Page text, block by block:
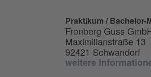
Praktikum / Bachelor-
Fronberg Guss
Maximilianstraße 13
92421 Schwandorf
weitere